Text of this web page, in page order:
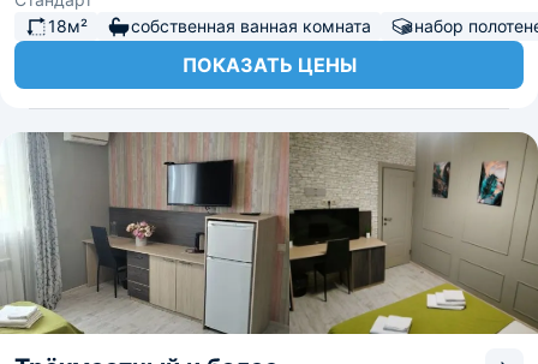
18м²
собственная ванная комната набор
ПОКАЗАТЬ ЦЕНЫ